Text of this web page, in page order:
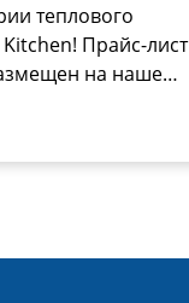
теплового
Прайс-лист
на нашем
в
вы